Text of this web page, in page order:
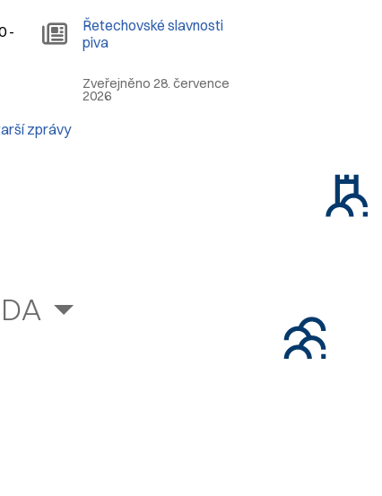
-
Řetechovské slavnosti
piva
Zveřejněno 28. července
2026
zprávy